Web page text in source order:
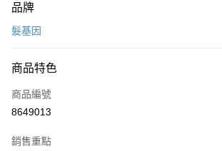
【大哥付你分期使用說明】
2.付款方式選擇「大哥付你分期」，訂單成立後會自動
成交易。
3.實際核准額度、可分期數及費用金額請依後續交易確
4.訂單成立30分鐘內，如未前往確認交易或遇審核未
消。如遇「轉專審核」未通過狀況，表示未達大哥付你
法說明評估內容。
1.分期款項不併入電信帳單，「大哥付你分期」於每月
相關說明
AFTEE先享後付是「在收到商品之後才付款」的支付
１．簡單：不需註冊會員、不需綁卡、不需儲值。
３．安心：先確認商品／服務後，再付款。
【「AFTEE先享後付」結帳流程】
ATM付款
運送方式
每筆NT$70，滿NT$1,000(含以上)免運費
品牌
髮基因
商品特色
商品編號
8649013
銷售重點